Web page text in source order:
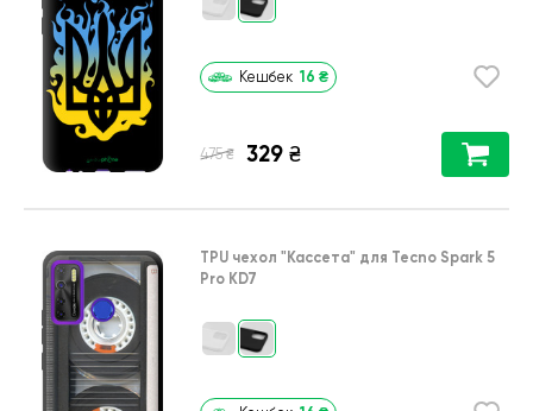
Кешбек 16 ₴
475 ₴ 329 ₴
TPU чехол "Кассета" для Tecno Spark 5
Pro KD7